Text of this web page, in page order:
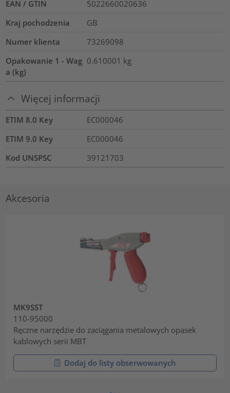
EAN / GTIN
5022660020636
Kraj pochodzenia
GB
Numer klienta
73269098
Opakowanie 1 - Wag
a (kg)
0.610001 kg
Więcej informacji
ETIM 8.0 Key
EC000046
ETIM 9.0 Key
EC000046
Kod UNSPSC
39121703
Akcesoria
MK9SST
110-95000
Ręczne narzędzie do zaciągania metalowych opasek
kablowych serii MBT
Dodaj do listy obserwowanych